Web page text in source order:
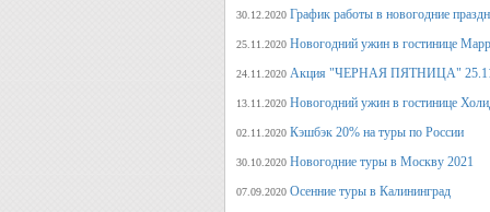
30.12.2020 График работы в новогодние
25.11.2020 Новогодний ужин в гостинице
24.11.2020 Акция "ЧЕРНАЯ ПЯТНИЦА"
13.11.2020 Новогодний ужин в гостинице
02.11.2020 Кэшбэк 20% на туры по России
30.10.2020 Новогодние туры в Москву 2021
07.09.2020 Осенние туры в Калининград